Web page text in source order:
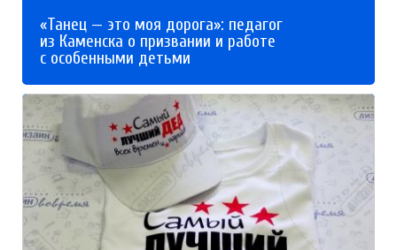
«Танец — это моя дорога»: педагог
из Каменска о призвании и работе
с особенными детьми